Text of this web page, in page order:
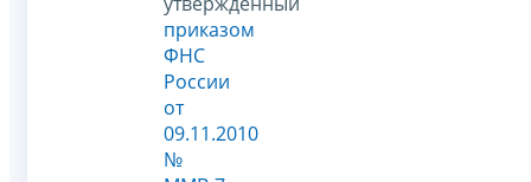
приказом
ФНС
России
от
09.11.2010
№